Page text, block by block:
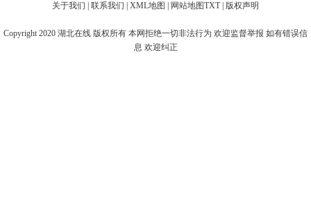
关于我们 联系我们 XML地图 网站地图TXT| 版权声明
Copyright 2020 湖北在线 版权所有 本网拒绝一切非法行为 欢迎监督举报 如有错误信
息 欢迎纠正